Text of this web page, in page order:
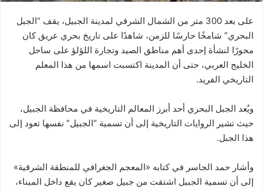
على بعد 300 متر من الشمال الشرقي لمدينة الجبيل، يقف “الجبل
البحري” شامخًا حارسًا للزمن، شاهدًا على تاريخ بحري عريق كان
محورًا لنشأة إحدى أهم مناطق الصيد وتجارة اللؤلؤ على ساحل
الخليج العربي، حتى أن المدينة اكتسبت اسمها من هذا المعلم
التاريخي الفريد.
ويُعد الجبل البحري أحد أبرز المعالم التاريخية في محافظة الجبيل،
حيث تشير الروايات التاريخية إلى أن تسمية “الجبيل” نفسها تعود إلى
هذا الجبل.
وأشار حمد الجاسر في كتابه «المعجم الجغرافي للمنطقة الشرقية»
إلى أن تسمية الجبيل اشتقت من جبيل صغير كان يقع داخل الميناء،